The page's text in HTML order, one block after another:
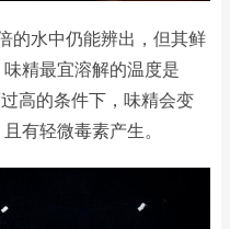
的水中仍能辨出，但其鲜
精最宜溶解的温度是
的条件下，味精会变
有轻微毒素产生。